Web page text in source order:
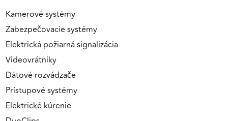
Kamerové systémy
Zabezpečovacie systémy
Elektrická požiarná signalizácia
Videovrátniky
Dátové rozvádzače
Prístupové systémy
Elektrické kúrenie